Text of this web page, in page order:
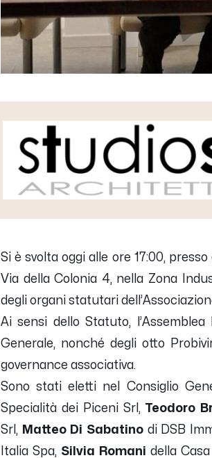
Si è svolta oggi alle ore 17:00,
Via della Colonia 4, nella Zona
degli organi statutari
Ai sensi dello Statuto,
Generale, nonché degli otto
governance associativa.
Sono stati eletti nel Consiglio
Specialità dei Piceni Srl, Teodoro
Srl, Matteo Di Sabatinodi DSB
Italia Spa, Silvia Romani della